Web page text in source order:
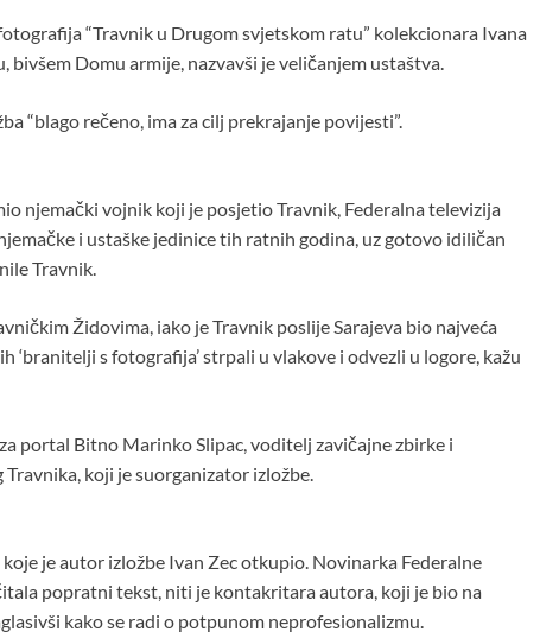
“Travnik u Drugom svjetskom ratu” kolekcionara Ivana
bivšem Domu armije, nazvavši je veličanjem ustaštva.
“blago rečeno, ima za cilj prekrajanje povijesti”.
njemački vojnik koji je posjetio Travnik, Federalna televizija
i ustaške jedinice tih ratnih godina, uz gotovo idiličan
Travnik.
Židovima, iako je Travnik poslije Sarajeva bio najveća
‘branitelji s fotografija’ strpali u vlakove i odvezli u logore, kažu
portal Bitno Marinko Slipac, voditelj zavičajne zbirke i
koji je suorganizator izložbe.
je autor izložbe Ivan Zec otkupio. Novinarka Federalne
popratni tekst, niti je kontakritara autora, koji je bio na
kako se radi o potpunom neprofesionalizmu.